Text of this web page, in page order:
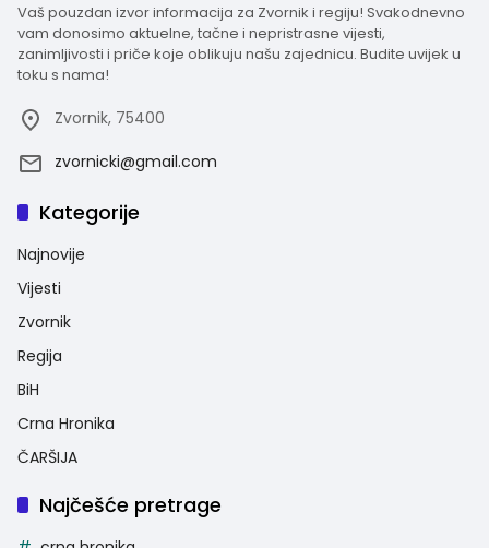
Vaš pouzdan izvor informacija za Zvornik i regiju! Svakodnevno
vam donosimo aktuelne, tačne i nepristrasne vijesti,
zanimljivosti i priče koje oblikuju našu zajednicu. Budite uvijek u
toku s nama!
Zvornik, 75400
zvornicki@gmail.com
Kategorije
Najnovije
Vijesti
Zvornik
Regija
BiH
Crna Hronika
ČARŠIJA
Najčešće pretrage